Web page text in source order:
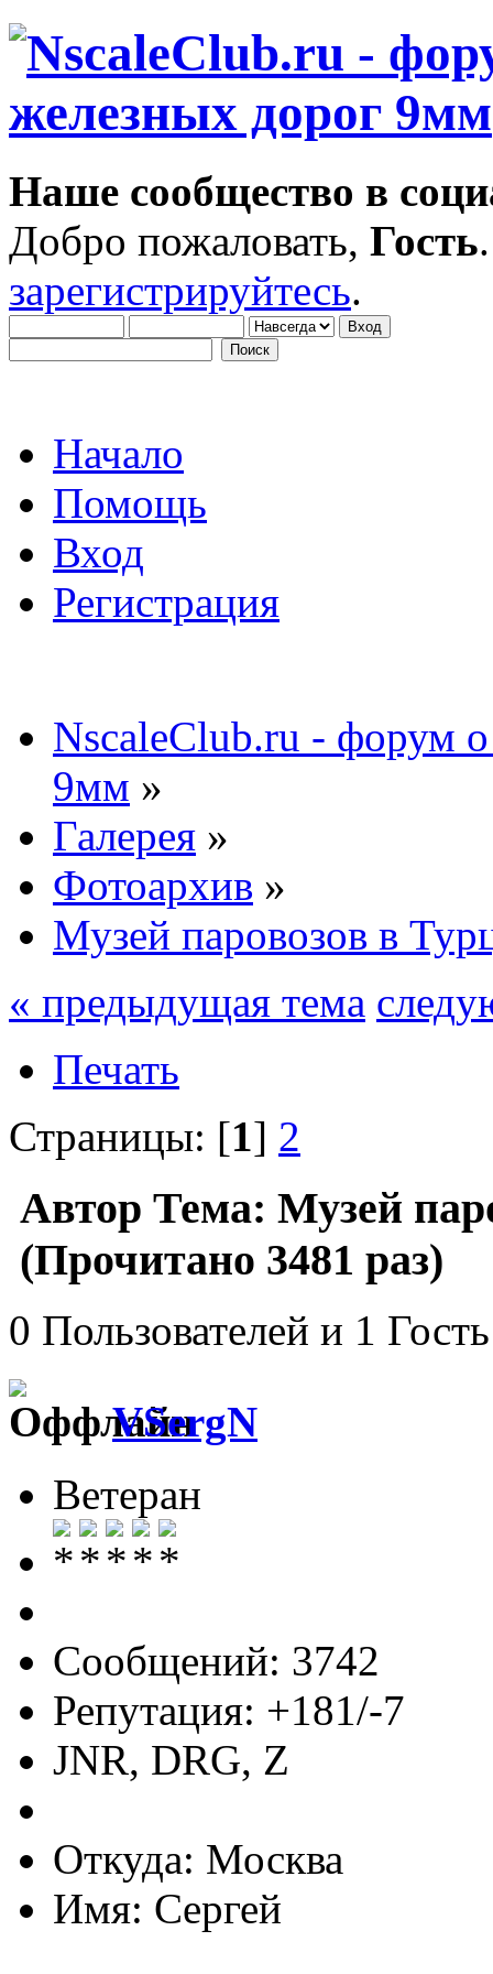
Наше сообщество в
Добро пожаловать, Гость
зарегистрируйтесь.
Начало
Помощь
Вход
Регистрация
NscaleClub.ru - форум
9мм »
Галерея »
Фотоархив »
Музей паровозов в
« предыдущая тема
Печать
Страницы: [1] 2
Автор Тема: Музей
(Прочитано 3481 раз)
0 Пользователей и 1
VSergN
Ветеран
Сообщений: 3742
Репутация: +181/-7
JNR, DRG, Z
Откуда: Москва
Имя: Сергей